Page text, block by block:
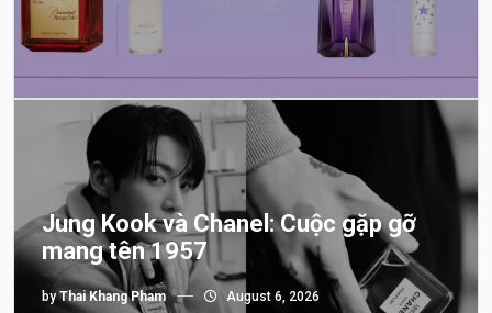
Jung Kook và Chanel: Cuộc gặp gỡ
mang tên 1957
byThai Khang Pham August 6, 2026